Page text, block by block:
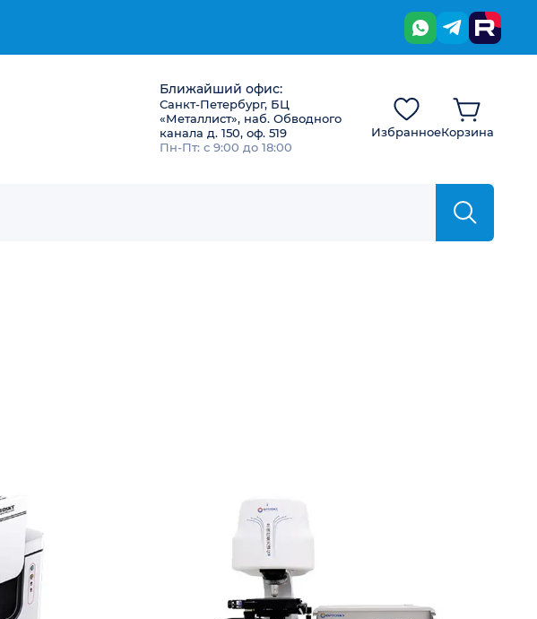
Ближайший офис:
Санкт-Петербург, БЦ
«Металлист», наб. Обводного
канала д. 150, оф. 519
Пн-Пт: с 9:00 до 18:00
ИзбранноеКорзина